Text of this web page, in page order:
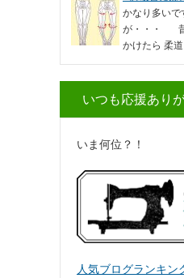
かなり多い
が・・・ 昔
かけたら 柔
いつも応援あり
いま何位？！
人気ブログランキン